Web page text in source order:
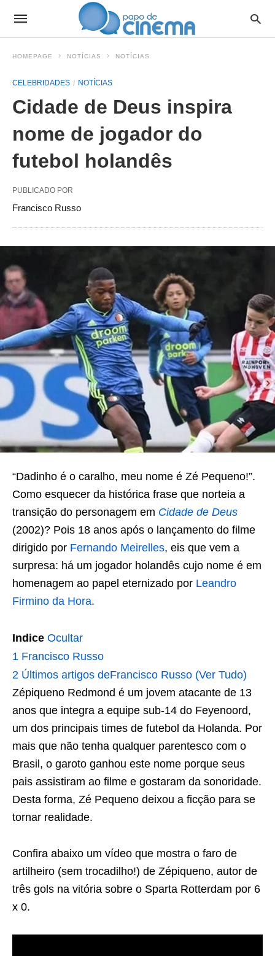
HOMEPAGE NOTÍCIAS NOTÍCIAS
CELEBRIDADES NOTÍCIAS
Cidade de Deus inspira
nome de jogador do
futebol holandês
PUBLICADO POR
Francisco Russo
“Dadinho é o caralho, meu nome é Zé Pequeno!”.
Como esquecer da histórica frase que norteia a
transição do personagem em Cidade de Deus
(2002)? Pois 18 anos após o lançamento do filme
dirigido por Fernando Meirelles, eis que vem a
surpresa: há um jogador holandês cujo nome é em
homenagem ao papel eternizado por Leandro
Firmino da Hora.
Indice Ocultar
1 Francisco Russo
2 Últimos artigos deFrancisco Russo (Ver Tudo)
Zépiqueno Redmond é um jovem atacante de 13
anos que integra a equipe sub-14 do Feyenoord,
um dos principais times de futebol da Holanda. Por
mais que não tenha qualquer parentesco com o
Brasil, o garoto ganhou este nome porque seus
pais assistiram ao filme e gostaram da sonoridade.
Desta forma, Zé Pequeno deixou a ficção para se
tornar realidade.
Confira abaixo um vídeo que mostra o faro de
artilheiro (sem trocadilho!) de Zépiqueno, autor de
três gols na vitória sobre o Sparta Rotterdam por 6
x 0.